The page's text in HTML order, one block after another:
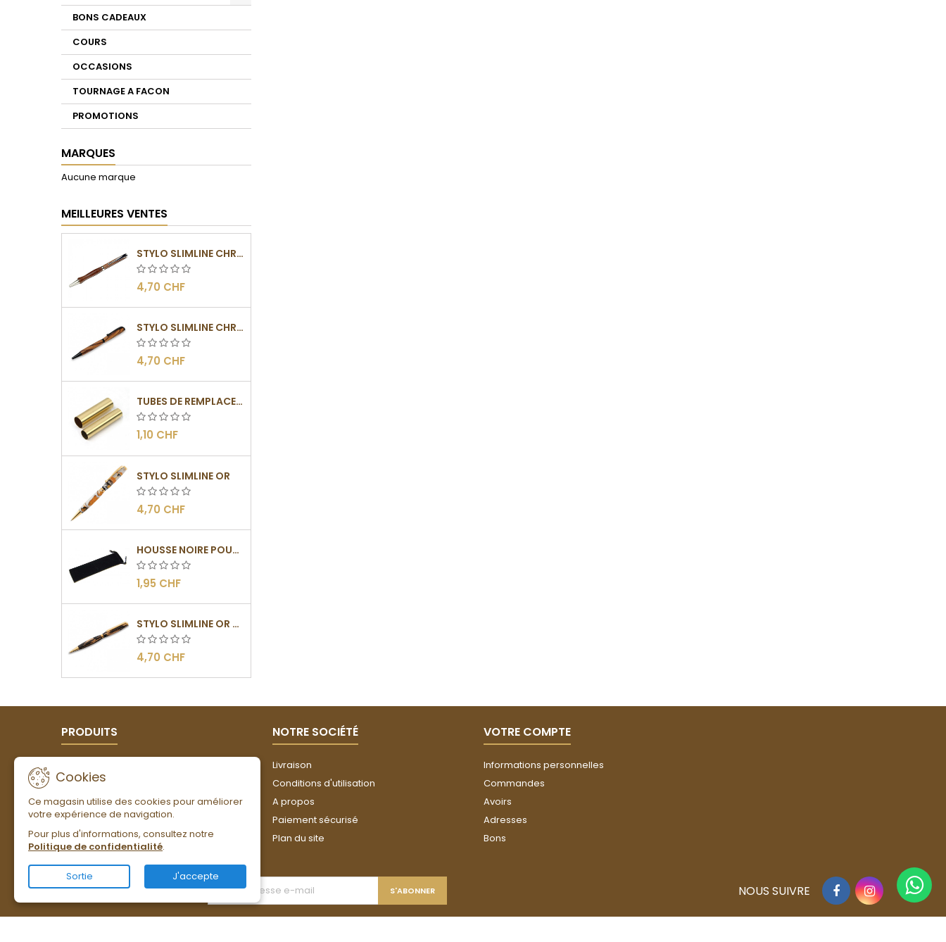
BONS CADEAUX
COURS
OCCASIONS
TOURNAGE A FACON
PROMOTIONS
MARQUES
Aucune marque
MEILLEURES VENTES
STYLO SLIMLINE CHROMÉ
4,70 CHF
STYLO SLIMLINE CHROMÉ NOIR
4,70 CHF
TUBES DE REMPLACEMENT POUR MÉCANISME SLIMLINE
1,10 CHF
STYLO SLIMLINE OR
4,70 CHF
HOUSSE NOIRE POUR STYLO
1,95 CHF
STYLO SLIMLINE OR - BARRETTE PLATE
4,70 CHF
PRODUITS
Nouveaux produits
Meilleures ventes
NOTRE SOCIÉTÉ
Livraison
Conditions d'utilisation
A propos
Paiement sécurisé
Plan du site
VOTRE COMPTE
Informations personnelles
Commandes
Avoirs
Adresses
Bons
Cookies
Ce magasin utilise des cookies pour améliorer
votre expérience de navigation.
Pour plus d'informations, consultez notre
Politique de confidentialité.
Sortie J'accepte
LETTRE D'INFORMATIONS FacebookInstagram
NOUS SUIVRE